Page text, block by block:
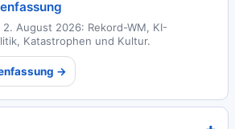
August 2026: Rekord-WM, KI-
Katastrophen und Kultur.
→